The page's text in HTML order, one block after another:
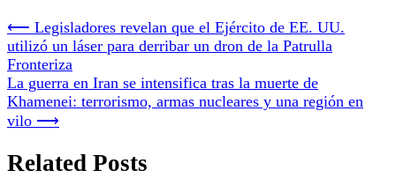
⟵ Legisladores revelan que el Ejército de EE. UU.
utilizó un láser para derribar un dron de la Patrulla
Fronteriza
La guerra en Iran se intensifica tras la muerte de
Khamenei: terrorismo, armas nucleares y una región en
vilo ⟶
Related Posts